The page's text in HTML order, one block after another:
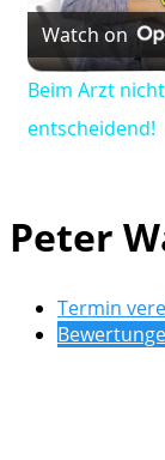
Watch on
Beim Arzt
entscheidend!
Peter
Termin